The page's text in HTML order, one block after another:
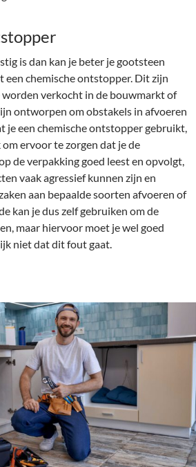
is dan kan je beter je gootsteen
een chemische ontstopper. Dit zijn
verkocht in de bouwmarkt of
ontworpen om obstakels in afvoeren
je een chemische ontstopper gebruikt,
ervoor te zorgen dat je de
de verpakking goed leest en opvolgt,
vaak agressief kunnen zijn en
aan bepaalde soorten afvoeren of
kan je dus zelf gebruiken om de
maar hiervoor moet je wel goed
niet dat dit fout gaat.